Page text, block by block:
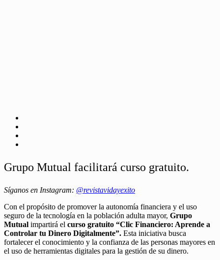
Grupo Mutual facilitará curso gratuito.
Síganos en Instagram: @revistavidayexito
Con el propósito de promover la autonomía financiera y el uso
seguro de la tecnología en la población adulta mayor, Grupo
Mutual impartirá el curso gratuito “Clic Financiero: Aprende a
Controlar tu Dinero Digitalmente”. Esta iniciativa busca
fortalecer el conocimiento y la confianza de las personas mayores en
el uso de herramientas digitales para la gestión de su dinero.